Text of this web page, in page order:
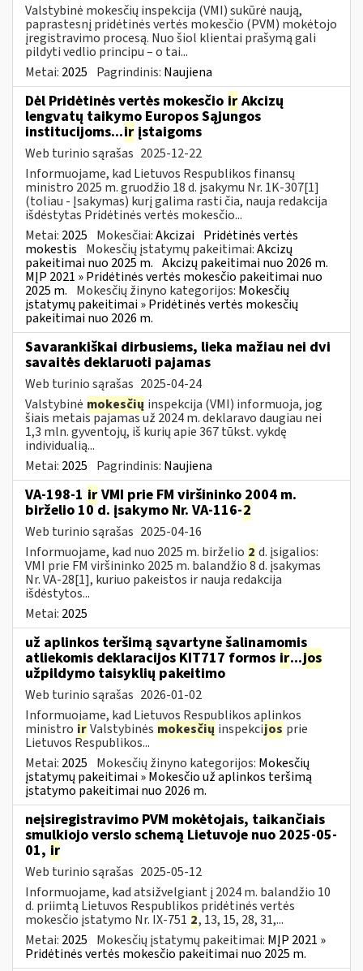
Valstybinė mokesčių inspekcija (VMI) sukūrė naują,
paprastesnį pridėtinės vertės mokesčio (PVM) mokėtojo
įregistravimo procesą. Nuo šiol klientai prašymą gali
pildyti vedlio principu – o tai...
Metai: 2025 Pagrindinis: Naujiena
Dėl Pridėtinės vertės mokesčio ir Akcizų
lengvatų taikymo Europos Sąjungos
institucijoms...ir įstaigoms
Web turinio sąrašas 2025-12-22
Informuojame, kad Lietuvos Respublikos finansų
ministro 2025 m. gruodžio 18 d. įsakymu Nr. 1K-307[1]
(toliau - Įsakymas) kurį galima rasti čia, nauja redakcija
išdėstytas Pridėtinės vertės mokesčio...
Metai: 2025 Mokesčiai:Akcizai Pridėtinės vertės
mokestis Mokesčių įstatymų pakeitimai:Akcizų
pakeitimai nuo 2025 m. Akcizų pakeitimai nuo 2026 m.
MĮP 2021 » Pridėtinės vertės mokesčio pakeitimai nuo
2025 m. Mokesčių žinyno kategorijos: Mokesčių
įstatymų pakeitimai » Pridėtinės vertės mokesčių
pakeitimai nuo 2026 m.
Savarankiškai dirbusiems, lieka mažiau nei dvi
savaitės deklaruoti pajamas
Web turinio sąrašas 2025-04-24
Valstybinė mokesčių inspekcija (VMI) informuoja, jog
šiais metais pajamas už 2024 m. deklaravo daugiau nei
1,3 mln. gyventojų, iš kurių apie 367 tūkst. vykdę
individualią...
Metai: 2025 Pagrindinis: Naujiena
VA-198-1 ir VMI prie FM viršininko 2004 m.
birželio 10 d. įsakymo Nr. VA-116-2
Web turinio sąrašas 2025-04-16
Informuojame, kad nuo 2025 m. birželio 2 d. įsigalios:
VMI prie FM viršininko 2025 m. balandžio 8 d. įsakymas
Nr. VA-28[1], kuriuo pakeistos ir nauja redakcija
išdėstytos...
Metai: 2025
už aplinkos teršimą sąvartyne šalinamomis
atliekomis deklaracijos KIT717 formos ir...jos
užpildymo taisyklių pakeitimo
Web turinio sąrašas 2026-01-02
Informuojame, kad Lietuvos Respublikos aplinkos
ministro irValstybinės mokesčių inspekcijos prie
Lietuvos Respublikos...
Metai: 2025 Mokesčių žinyno kategorijos: Mokesčių
įstatymų pakeitimai » Mokesčio už aplinkos teršimą
įstatymo pakeitimai nuo 2026 m.
neįsiregistravimo PVM mokėtojais, taikančiais
smulkiojo verslo schemą Lietuvoje nuo 2025-05-
01, ir
Web turinio sąrašas 2025-05-12
Informuojame, kad atsižvelgiant į 2024 m. balandžio 10
d. priimtą Lietuvos Respublikos pridėtinės vertės
mokesčio įstatymo Nr. IX-751 2, 13, 15, 28, 31,...
Metai: 2025 Mokesčių įstatymų pakeitimai: MĮP 2021 »
Pridėtinės vertės mokesčio pakeitimai nuo 2025 m.